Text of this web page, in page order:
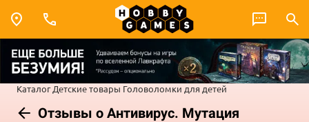
Каталог Детские товары Головоломки для детей
Отзывы о Антивирус. Мутация